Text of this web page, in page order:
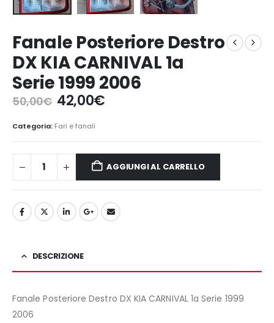
Fanale Posteriore Destro
DX KIA CARNIVAL 1a
Serie 1999 2006
50,00€ Il
prezzo
originale
era:
50,00€.
42,00€Il
è:
42,00€.
Categoria: Fari e fanali
AGGIUNGI AL CARRELLO
DESCRIZIONE
Fanale Posteriore Destro DX KIA CARNIVAL 1a Serie 1999
2006